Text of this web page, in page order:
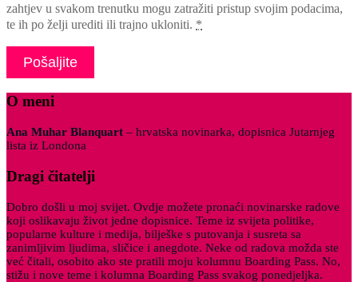
zahtjev u svakom trenutku mogu zatražiti pristup svojim podacima,
te ih po želji urediti ili trajno ukloniti. *
O meni
Ana Muhar Blanquart – hrvatska novinarka, dopisnica Jutarnjeg
lista iz Londona
Dragi čitatelji
Dobro došli u moj svijet. Ovdje možete pronaći novinarske radove
koji oslikavaju život jedne dopisnice. Teme iz svijeta politike,
popularne kulture i medija, bilješke s putovanja i susreta sa
zanimljivim ljudima, sličice i anegdote. Neke od radova možda ste
već čitali, osobito ako ste pratili moju kolumnu Boarding Pass. No,
stižu i nove teme i kolumna Boarding Pass svakog ponedjeljka.